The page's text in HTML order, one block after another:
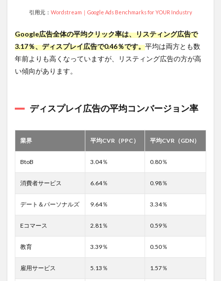
の主
指標
まと
め
3.2
１.コ
数/コ
ージ
確認す
べき理
3.3
２.コ
ンバ
3.3.1
引用元： Wordstream｜Google Ads Benchmarks for YOUR Industry
Google広告全体の平均クリック率は、リスティング広告で
3.17％、ディスプレイ広告で0.46％です。平均は両方とも数
年前よりも高くなっていますが、リスティング広告の方が高
い傾向があります。
ディスプレイ広告の平均コンバージョン率
業界 平均CVR（PPC） 平均CVR（GDN）
BtoB 3.04％ 0.80％
消費者サービス 6.64％ 0.98％
デート＆パーソナルズ 9.64％ 3.34％
Eコマース 2.81％ 0.59％
教育 3.39％ 0.50％
雇用サービス 5.13％ 1.57％